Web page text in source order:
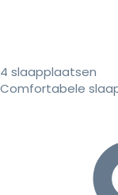
4 slaapplaatsen
Comfortabele